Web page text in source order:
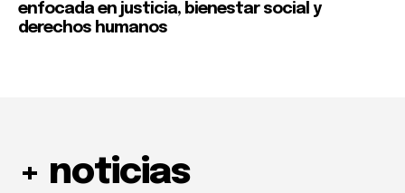
enfocada en justicia, bienestar social y
derechos humanos
+ noticias